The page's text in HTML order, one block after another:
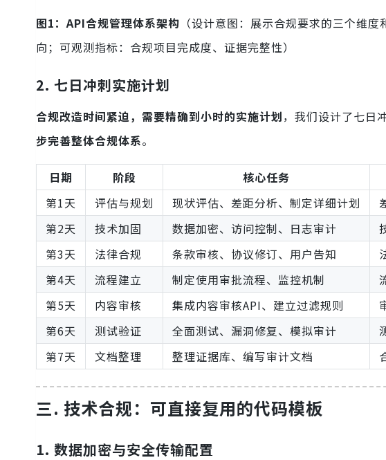
图1：API合规管理体系架构 （设计意图：展示合规要求的三个维
向；可观测指标：合规项目完成度、证据完整性）
2. 七日冲刺实施计划
合规改造时间紧迫，需要精确到小时的实施计划，我们设计了七日
步完善整体合规体系。
日期 阶段 核心任务
第1天
评估与规划 现状评估、差距分析、制定详细计划
第2天
技术加固 数据加密、访问控制、日志审计
第3天
法律合规 条款审核、协议修订、用户告知
第4天
流程建立 制定使用审批流程、监控机制
第5天
内容审核 集成内容审核API、建立过滤规则
第6天
测试验证 全面测试、漏洞修复、模拟审计
第7天
文档整理 整理证据库、编写审计文档
三. 技术合规：可直接复用的代码模板
1. 数据加密与安全传输配置